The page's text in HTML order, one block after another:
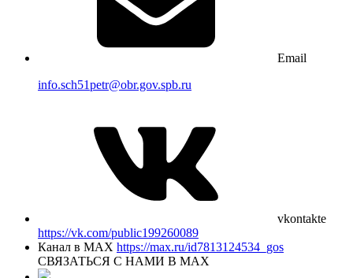
Email
info.sch51petr@obr.gov.spb.ru
vkontakte
https://vk.com/public199260089
Канал в MAX https://max.ru/id7813124534_gos
СВЯЗАТЬСЯ С НАМИ В МАХ